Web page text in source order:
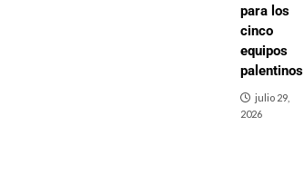
para los
cinco
equipos
palentinos
julio 29,
2026